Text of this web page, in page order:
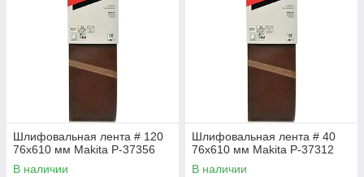
Шлифовальная лента # 120
76x610 мм Makita P-37356
В наличии
Шлифовальная лента # 40
76x610 мм Makita P-37312
В наличии